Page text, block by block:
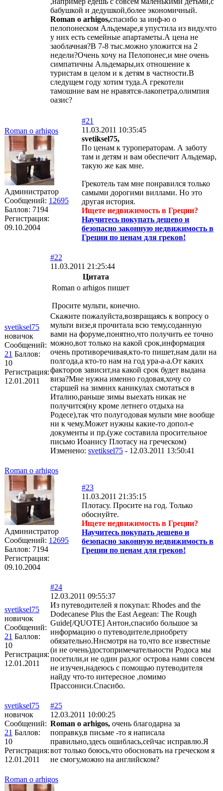
бабушкой и дедушкой,более экономичный.
Roman o arhigos,спасибо за инф-ю о
пелопонеском Альдемаре,я упустила из виду.что
у них есть семейные апартаметы.А цена не
заоблачная?В 7-8 тыс.можно уложится на 2
недели?Очень хочу на Пелопонес,и мне очень
симпатичны Альдемары,их отношение к
туристам в целом и к детям в частности.В
следущем году хотим туда.А грекотели
тамошние вам не нравятся-лакопетра,олимпия
оазис?
Roman o arhigos
Администратор
Сообщений: 12695
Баллов: 7194
Регистрация:
09.10.2004
#21
11.03.2011 10:35:45
svetiksel75,
По ценам к туроператорам. А заботу
там и детям и вам обеспечит Альдемар,
такую же как мне.
Грекотель там мне понравился только
самыми дорогими виллами. Но это
другая история.
Ищете недвижимость в Греции?
Научитесь покупать дешево и
безопасно законную недвижимость в
Греции по ценам для греков!
svetiksel75
новичок
Сообщений:
21 Баллов:
10
Регистрация:
12.01.2011
#22
11.03.2011 21:25:44
Цитата
Roman o arhigos пишет
Просите мульти, конечно.
Скажите пожалуйста,возвращаясь к вопросу о
мульти визе,я прочитала всю тему,соданную
вами на форуме,понятно,что получить ее точно
можно,вот только на какой срок,информация
очень противоречивая,кто-то пишет,нам дали на
полгода,а кто-то нам на год ура-а-а.От каких
факторов зависит,на какой срок будет выдана
виза?Мне нужна именно годовая,хочу со
старшей на зимних каникулах смотаться в
Италию,раньше зимы выехать никак не
получится(ну кроме летнего отдыха на
Родесе),так что полугодовая мульти мне вообще
ни к чему.Может нужны какие-то допол-е
документы и пр.(уже составила просительное
письмо Иоанису Плотасу на греческом)
Изменено: svetiksel75 - 12.03.2011 13:50:41
Roman o arhigos
Администратор
Сообщений: 12695
Баллов: 7194
Регистрация:
09.10.2004
#23
11.03.2011 21:35:15
Плотасу. Просите на год. Только
обоснуйте.
Ищете недвижимость в Греции?
Научитесь покупать дешево и
безопасно законную недвижимость в
Греции по ценам для греков!
svetiksel75
новичок
Сообщений:
21 Баллов:
10
Регистрация:
12.01.2011
#24
12.03.2011 09:55:37
Из путеводителей я покупал: Rhodes and the
Dodecanese Plus the East Aegean: The Rough
Guide[/QUOTE] Антон,спасибо большое за
информацию о путеводителе,приобрету
обязательно.Ннсмотря на то,что все известные
(и не очень)достопримечательности Родоса мы
посетили,и не один раз,юг острова нами совсем
не изучен,надеюсь с помощью путеводителя
найду что-то интересное ,помимо
Прассониси.Спасибо.
svetiksel75
новичок
Сообщений:
21 Баллов:
10
Регистрация:
12.01.2011
#25
12.03.2011 10:00:25
Roman o arhigos, очень благодарна за
поправку,в письме -то я написала
правильно,здесь ошиблась,сейчас исправлю.Я
вот только боюсь,что обосновать на греческом я
не смогу,можно на английском?
Roman o arhigos